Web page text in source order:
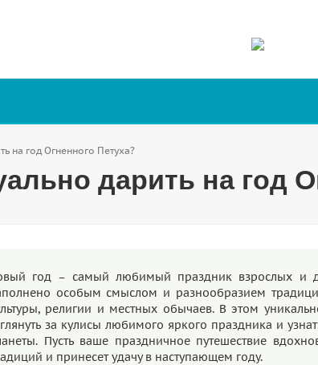
на год Огненного Петуха?
дарить на год
год – самый любимый праздник взрослых и
особым смыслом и разнообразием
религии и местных обычаев. В этом
за кулисы любимого яркого праздника и
Пусть ваше праздничное путешествие
и принесет удачу в наступающем году.